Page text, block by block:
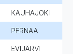
KAUHAJOKI
PERNAA
EVIJÄRVI